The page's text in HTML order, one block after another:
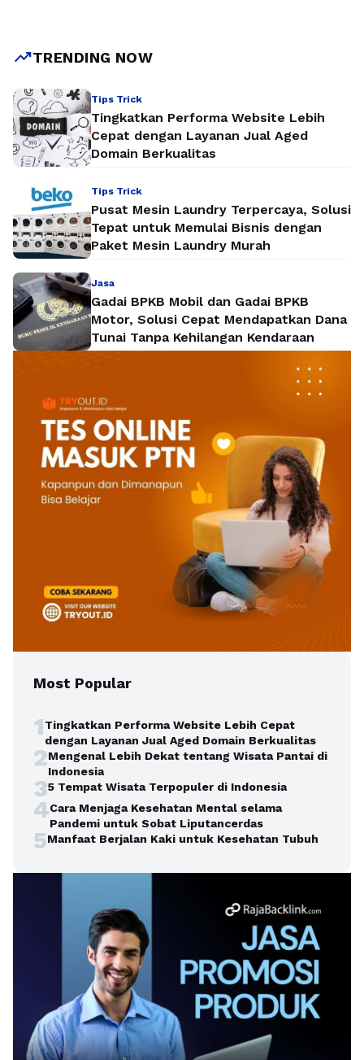
“Pesta Kurban”, sebuah kegiatan yang …
trending_upTRENDING NOW
Tips Trick
Tingkatkan Performa Website Lebih
Cepat dengan Layanan Jual Aged
Domain Berkualitas
Tips Trick
Pusat Mesin Laundry Terpercaya, Solusi
Tepat untuk Memulai Bisnis dengan
Paket Mesin Laundry Murah
Jasa
Gadai BPKB Mobil dan Gadai BPKB
Motor, Solusi Cepat Mendapatkan Dana
Tunai Tanpa Kehilangan Kendaraan
Most Popular
1Tingkatkan Performa Website Lebih Cepat
dengan Layanan Jual Aged Domain Berkualitas
2Mengenal Lebih Dekat tentang Wisata Pantai di
Indonesia
35 Tempat Wisata Terpopuler di Indonesia
4Cara Menjaga Kesehatan Mental selama
Pandemi untuk Sobat Liputancerdas
5Manfaat Berjalan Kaki untuk Kesehatan Tubuh